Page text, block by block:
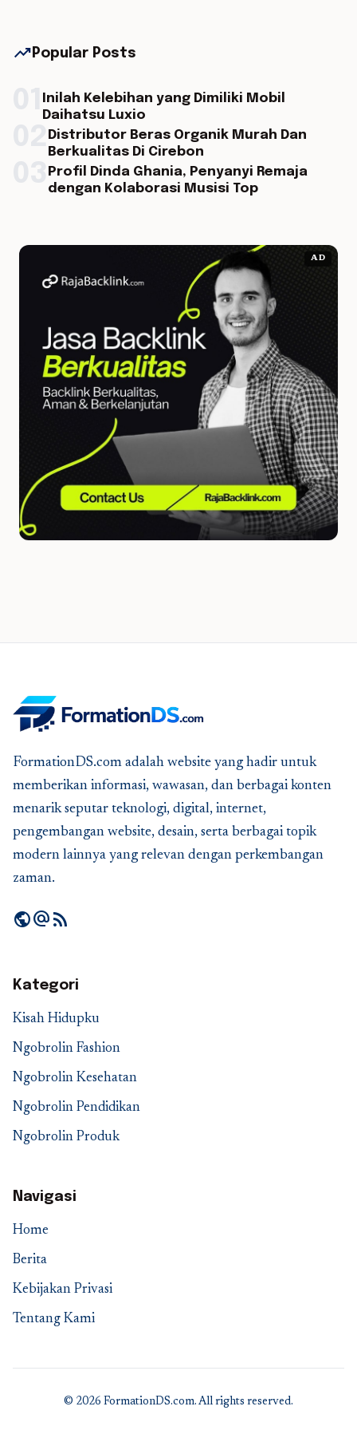
trending_up Popular Posts
Inilah Kelebihan yang Dimiliki Mobil
Daihatsu Luxio
Distributor Beras Organik Murah Dan
Berkualitas Di Cirebon
Profil Dinda Ghania, Penyanyi Remaja
dengan Kolaborasi Musisi Top
AD
FormationDS.com adalah website yang hadir untuk
memberikan informasi, wawasan, dan berbagai konten
menarik seputar teknologi, digital, internet,
pengembangan website, desain, serta berbagai topik
modern lainnya yang relevan dengan perkembangan
zaman.
publicalternate_emailrss_feed
Kategori
Kisah Hidupku
Ngobrolin Fashion
Ngobrolin Kesehatan
Ngobrolin Pendidikan
Ngobrolin Produk
Navigasi
Home
Berita
Kebijakan Privasi
Tentang Kami
© 2026 FormationDS.com. All rights reserved.